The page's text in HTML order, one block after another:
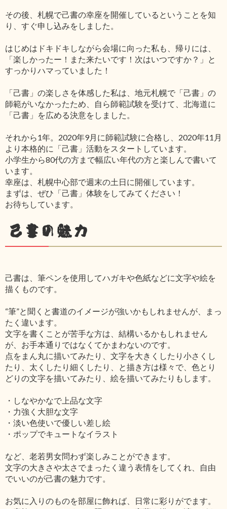
その後、札幌で己書の幸座を開催しているということを知
り、すぐ申し込みをしました。
はじめはドキドキしながら会場に向った私も、帰りには、
「楽しかったー！また来たいです！次はいつですか？」と
すっかりハマっていました！
「己書」の楽しさを体感した私は、地元札幌で「己書」の
師範がいなかったため、自ら師範試験を受けて、北海道に
「己書」を広める決意をしました。
それから1年。2020年9月に師範試験に合格し、2020年11月
より本格的に「己書」活動をスタートしています。
小学生から80代の方まで幅広い年代の方と楽しんで書いて
います。
幸座は、札幌中心部で週末の土日に開催しています。
まずは、ぜひ「己書」体験をしてみてください！
お待ちしています。
己書の魅力
己書は、筆ペンを使用してハガキや色紙などに文字や絵を
描くものです。
“筆”と聞くと書道のイメージが強いかもしれませんが、まっ
たく違います。
文字を書くことが苦手な方は、結構いるかもしれません
が、お手本通りではなくてかまわないのです。
点をまん丸に描いてみたり、文字を大きくしたり小さくし
たり、太くしたり細くしたり、と描き方は様々で、色とり
どりの文字を描いてみたり、絵を描いてみたりもします。
・しなやかなで上品な文字
・力強く大胆な文字
・淡い色使いで優しい差し絵
・ポップでキュートなイラスト
など、老若男女問わず楽しみことができます。
文字の大きさや太さでまったく違う表情をしてくれ、自由
でいいのが己書の魅力です。
お気に入りのものを部屋に飾れば、日常に彩りがでます。